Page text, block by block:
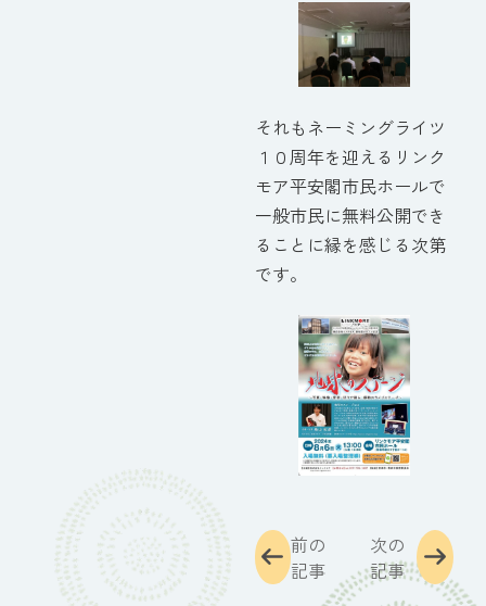
それもネーミングライツ
１０周年を迎えるリンク
モア平安閣市民ホールで
一般市民に無料公開でき
ることに縁を感じる次第
です。
前の
記事
次の
記事